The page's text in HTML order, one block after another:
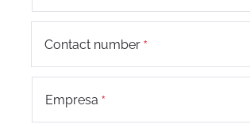
+44
Contact number
Empresa